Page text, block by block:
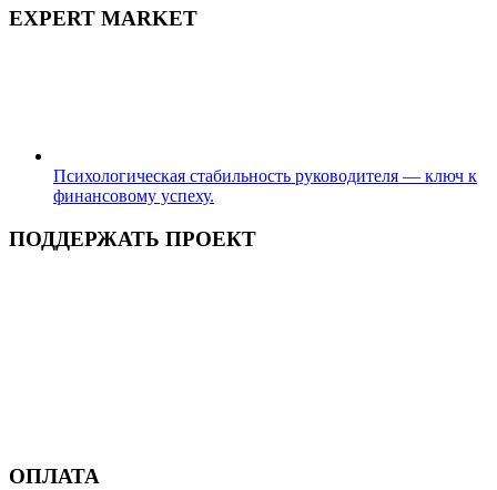
EXPERT MARKET
Психологическая стабильность руководителя — ключ к
финансовому успеху.
ПОДДЕРЖАТЬ ПРОЕКТ
ОПЛАТА